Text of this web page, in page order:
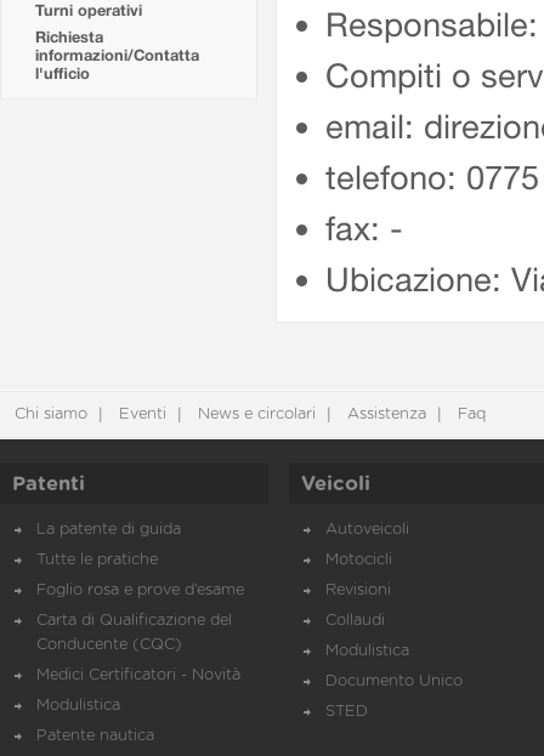
Turni operativi
Richiesta
informazioni/Contatta
l'ufficio
Compiti o
email:
telefono:
fax: -
Ubicazione:
Chi siamo Eventi News e circolari Assistenza Faq
Patenti
La patente di guida
Tutte le pratiche
Foglio rosa e prove d’esame
Carta di Qualificazione del
Conducente (CQC)
Medici Certificatori - Novità
Modulistica
Patente nautica
Veicoli
Autoveicoli
Motocicli
Revisioni
Collaudi
Modulistica
Documento Unico
STED